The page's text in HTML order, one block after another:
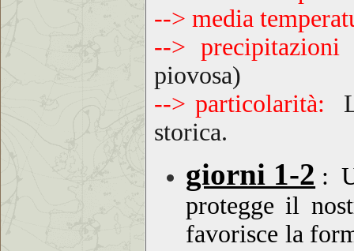
--> media
--> precipitazioni
piovosa)
--> particolarità:
storica.
giorni 1-2 :
protegge il
favorisce la